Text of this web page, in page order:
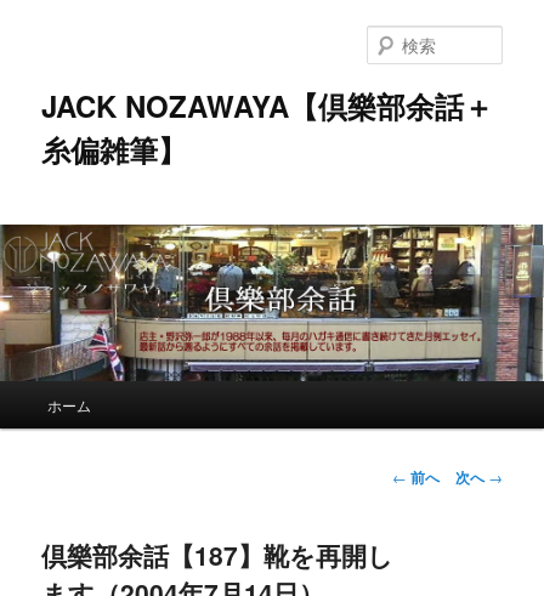
移
動
JACK NOZAWAYA【倶樂部余話＋
糸偏雑筆】
索
ホーム
投
← 前へ 次へ→
倶樂部余話【187】靴を再開し